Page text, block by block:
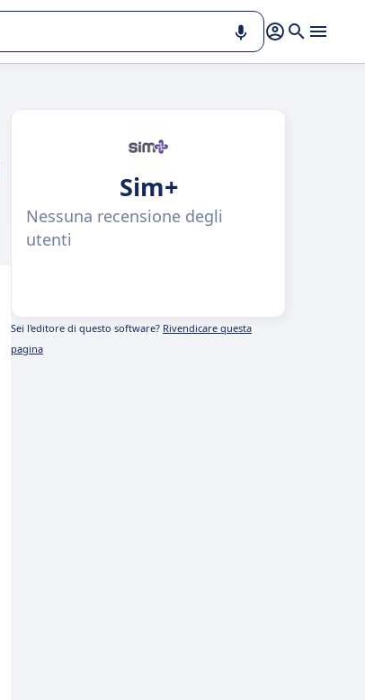
Sim+
Nessuna recensione degli
utenti
Sei l'editore di questo software? Rivendicare questa
pagina